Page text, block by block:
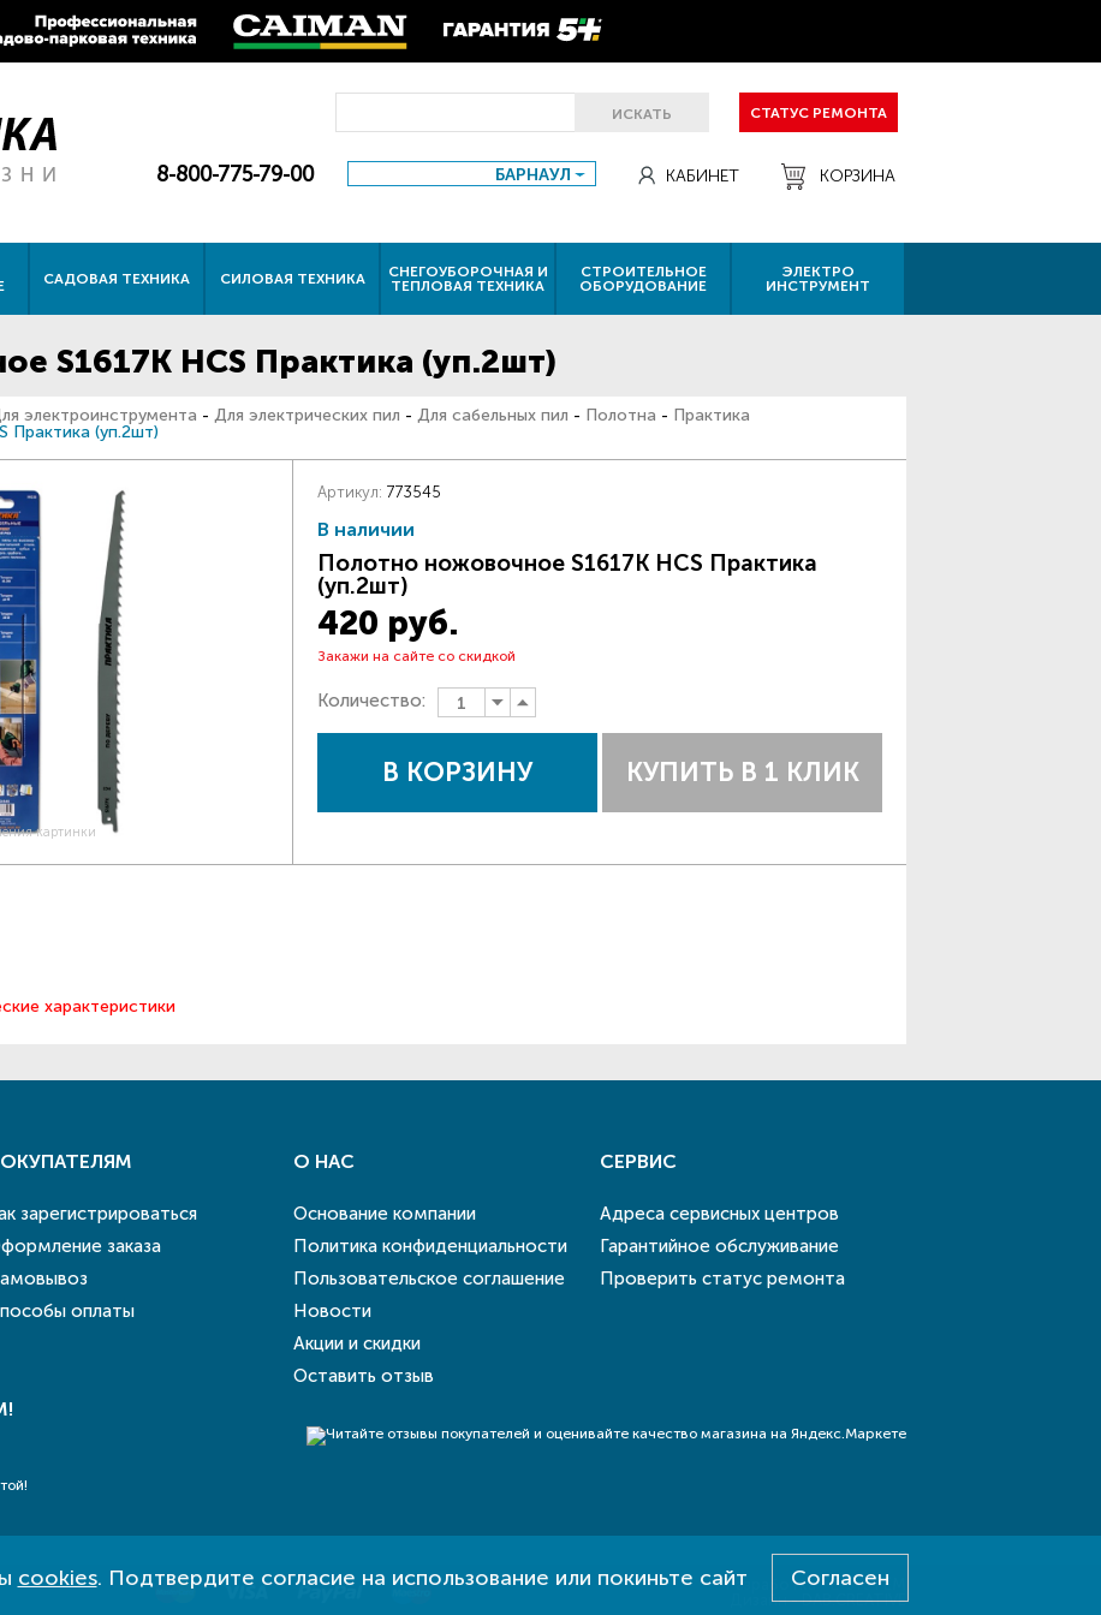
ИСКАТЬ СТАТУС РЕМОНТА
8-800-775-79-00 БАРНАУЛ КАБИНЕТ КОРЗИНА
САДОВАЯ ТЕХНИКА СИЛОВАЯ ТЕХНИКА
СНЕГОУБОРОЧНАЯ И
ТЕПЛОВАЯ ТЕХНИКА
СТРОИТЕЛЬНОЕ
ОБОРУДОВАНИЕ
ЭЛЕКТРО
ИНСТРУМЕНТ
S1617К HCS Практика (уп.2шт)
электроинструмента - Для электрических пил - Для сабельных пил - Полотна - Практика
Практика (уп.2шт)
картинки
Артикул: 773545
В наличии
Полотно ножовочное S1617К HCS Практика
(уп.2шт)
420 руб.
Закажи на сайте со скидкой
Количество:
В КОРЗИНУ КУПИТЬ В 1 КЛИК
характеристики
cookies. Подтвердите согласие на использование или покиньте сайт Согласен
зарегистрироваться
заказа
оплаты
О НАС
Основание компании
Политика конфиденциальности
Пользовательское соглашение
Новости
Акции и скидки
Оставить отзыв
СЕРВИС
Адреса сервисных центров
Гарантийное обслуживание
Проверить статус ремонта
Разработка - E-SYSTEM
Дизайн - DAB.CREATIVE